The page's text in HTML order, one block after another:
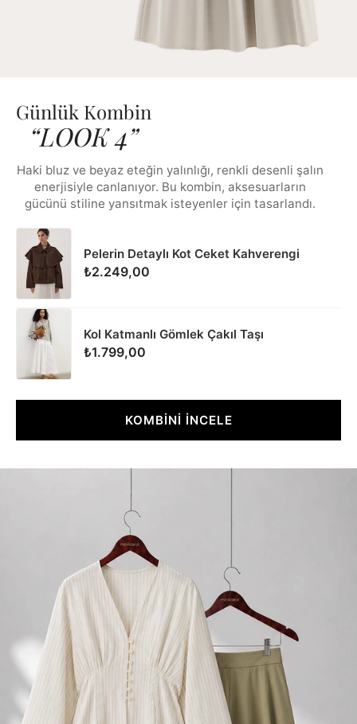
Günlük Kombin
“LOOK 4”
Haki bluz ve beyaz eteğin yalınlığı, renkli desenli şalın
enerjisiyle canlanıyor. Bu kombin, aksesuarların
gücünü stiline yansıtmak isteyenler için tasarlandı.
Pelerin Detaylı Kot Ceket Kahverengi
₺2.249,00
Kol Katmanlı Gömlek Çakıl Taşı
₺1.799,00
KOMBİNİ İNCELE